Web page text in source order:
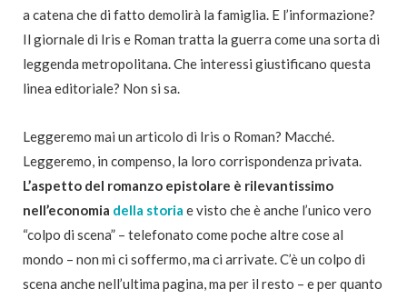
a catena che di fatto demolirà la famiglia. E l’informazione?
Il giornale di Iris e Roman tratta la guerra come una sorta di
leggenda metropolitana. Che interessi giustificano questa
linea editoriale? Non si sa.
Leggeremo mai un articolo di Iris o Roman? Macché.
Leggeremo, in compenso, la loro corrispondenza privata.
L’aspetto del romanzo epistolare è rilevantissimo
nell’economia della storia e visto che è anche l’unico vero
“colpo di scena” – telefonato come poche altre cose al
mondo – non mi ci soffermo, ma ci arrivate. C’è un colpo di
scena anche nell’ultima pagina, ma per il resto – e per quanto